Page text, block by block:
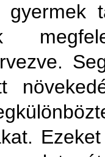
gyermek